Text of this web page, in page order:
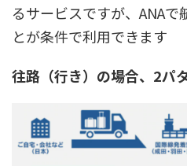
るサービスですが、 ANAで
とが条件で利用できます
往路（行き）の場合、2パ